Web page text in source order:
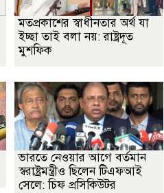
মতপ্রকাশের স্বাধীনতার অর্থ যা
ইচ্ছা তাই বলা নয়: রাষ্ট্রদূত
মুশফিক
ভারতে নেওয়ার আগে বর্তমান
স্বরাষ্ট্রমন্ত্রীও ছিলেন টিএফআই
সেলে: চিফ প্রসিকিউটর